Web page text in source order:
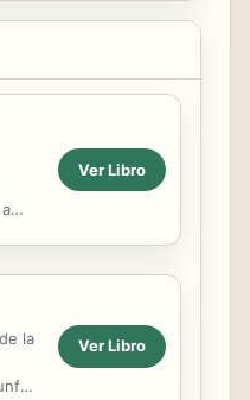
Ver Libro
la
Ver Libro